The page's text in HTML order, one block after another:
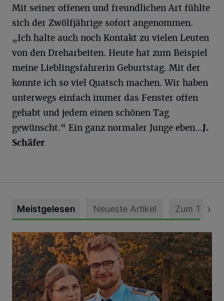
Mit seiner offenen und freundlichen Art fühlte
sich der Zwölfjährige sofort angenommen.
„Ich halte auch noch Kontakt zu vielen Leuten
von den Dreharbeiten. Heute hat zum Beispiel
meine Lieblingsfahrerin Geburtstag. Mit der
konnte ich so viel Quatsch machen. Wir haben
unterwegs einfach immer das Fenster offen
gehabt und jedem einen schönen Tag
gewünscht.“ Ein ganz normaler Junge eben…J.
Schäfer
Meistgelesen Neueste Artikel Zum Thema
Mit Herzblut die Gemeinschaft leben